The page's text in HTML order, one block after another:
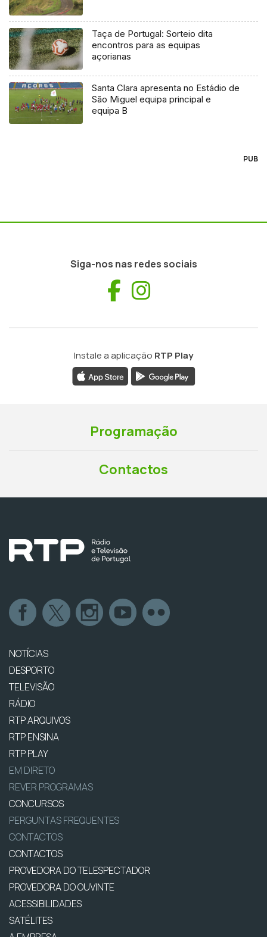
Taça de Portugal: Sorteio dita
encontros para as equipas
açorianas
Santa Clara apresenta no Estádio de
São Miguel equipa principal e
equipa B
PUB
Siga-nos nas redes sociais
Facebook
Instale a aplicação RTP Play
Programação
Contactos
NOTÍCIAS
DESPORTO
TELEVISÃO
RÁDIO
RTP ARQUIVOS
RTP ENSINA
RTP PLAY
EM DIRETO
REVER PROGRAMAS
CONCURSOS
PERGUNTAS FREQUENTES
CONTACTOS
CONTACTOS
PROVEDORA DO TELESPECTADOR
PROVEDORA DO OUVINTE
ACESSIBILIDADES
SATÉLITES